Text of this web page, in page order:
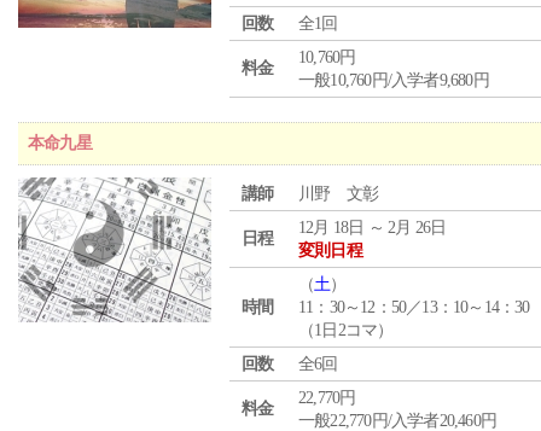
回数
全1回
料金
10,760円
一般10,760円/入学者9,680円
本命九星
講師 川野 文彰
日程
12月 18日 ～ 2月 26日
変則日程
時間
（土）
11：30～12：50／13：10～14：30
（1日2コマ）
回数
全6回
料金
22,770円
一般22,770円/入学者20,460円